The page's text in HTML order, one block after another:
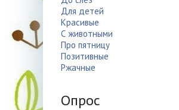
Для детей
Красивые
С животными
Про пятницу
Позитивные
Ржачные
Опрос